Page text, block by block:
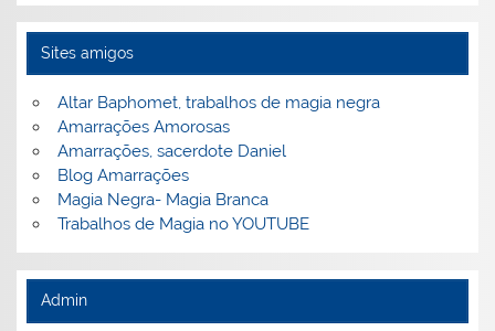
Sites amigos
Altar Baphomet, trabalhos de magia negra
Amarrações Amorosas
Amarrações, sacerdote Daniel
Blog Amarrações
Magia Negra- Magia Branca
Trabalhos de Magia no YOUTUBE
Admin